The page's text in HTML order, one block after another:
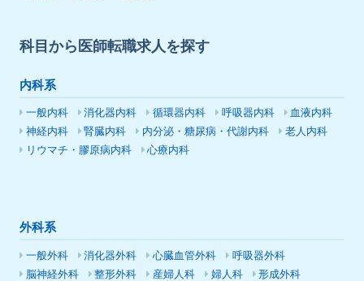
科目から医師転職求人を探す
内科系
一般内科 消化器内科 循環器内科 呼吸器内科
血液内科
神経内科
腎臓内科 内分泌・糖尿病・代謝内科
老人内科
リウマチ・膠原病内科
心療内科
外科系
一般外科 消化器外科 心臓血管外科
呼吸器外科
脳神経外科
整形外科 産婦人科 婦人科
形成外科